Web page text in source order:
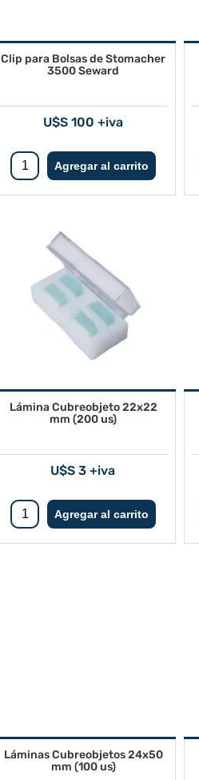
Clip para Bolsas de Stomacher
3500 Seward
U$S 100 +iva
Lámina Cubreobjeto 22x22
mm (200 us)
U$S 3 +iva
Láminas Cubreobjetos 24x50
mm (100 us)